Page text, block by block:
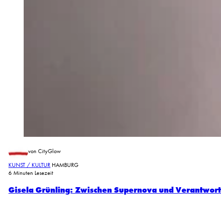
von CityGlow
KUNST / KULTUR HAMBURG
6 Minuten Lesezeit
Gisela Grünling: Zwischen Supernova und